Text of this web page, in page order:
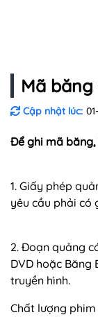
Mã
Cập nhật lúc:
Để ghi mã
1. Giấy phép
yêu cầu phải có
2. Đoạn quảng
DVD hoặc
truyền hình.
Chất lượng